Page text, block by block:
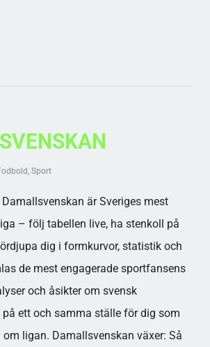
Sport
är Sveriges mest
– följ tabellen live, ha stenkoll på
dig i formkurvor, statistik och
de mest engagerade sportfansens
och åsikter om svensk
ett och samma ställe för dig som
ligan. Damallsvenskan växer: Så